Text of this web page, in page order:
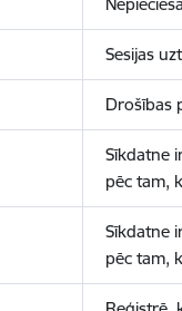
Sesijas
Drošības
Sīkdatne
pēc tam,
Sīkdatne
pēc tam,